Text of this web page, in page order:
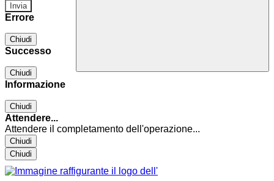
Errore
Chiudi
Successo
Chiudi
Informazione
Chiudi
Attendere...
Attendere il completamento dell'operazione...
Chiudi
Chiudi